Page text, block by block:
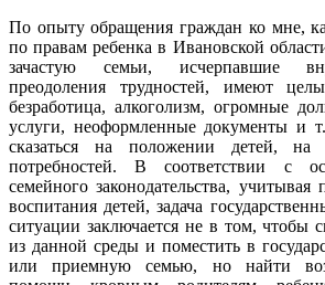
По опыту обращения граждан ко мне,
по правам ребенка в Ивановской
зачастую семьи, исчерпавшие
преодоления трудностей, имеют
безработица, алкоголизм, огромные
услуги, неоформленные документы и
сказаться на положении детей, на
потребностей. В соответствии с
семейного законодательства, учитывая
воспитания детей, задача
ситуации заключается не в том, чтобы
из данной среды и поместить в
или приемную семью, но найти